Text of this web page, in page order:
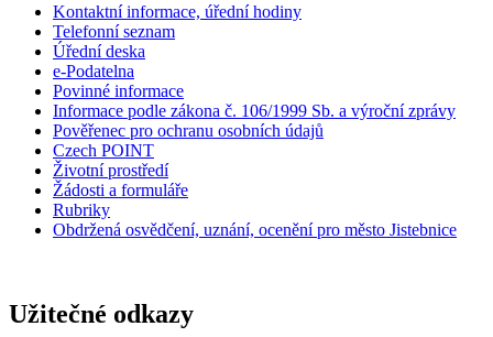
Kontaktní informace, úřední hodiny
Telefonní seznam
Úřední deska
e-Podatelna
Povinné informace
Informace podle zákona č. 106/1999 Sb. a výroční zprávy
Pověřenec pro ochranu osobních údajů
Czech POINT
Životní prostředí
Žádosti a formuláře
Rubriky
Obdržená osvědčení, uznání, ocenění pro město Jistebnice
Užitečné odkazy